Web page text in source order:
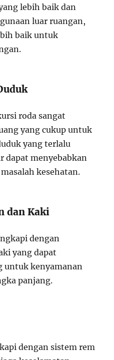
lebih baik dan
luar ruangan,
baik untuk
roda sangat
yang cukup untuk
yang terlalu
dapat menyebabkan
kesehatan.
dan Kaki
dengan
yang dapat
untuk kenyamanan
panjang.
dengan sistem rem